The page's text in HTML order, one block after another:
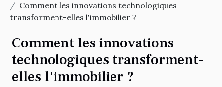
Comment les innovations technologiques
transforment-elles l'immobilier ?
Comment les innovations
technologiques transforment-
elles l'immobilier ?